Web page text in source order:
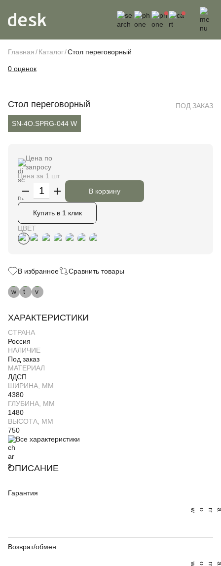
Главная Каталог Стол переговорный
0 оценок
Стол переговорный ПОД ЗАКАЗ
SN-4O.SPRG-044 W
Цена по
запросу
Цена за 1 шт
В корзину
Купить в 1 клик
ЦВЕТ
В избранное Сравнить товары
ХАРАКТЕРИСТИКИ
СТРАНА
Россия
НАЛИЧИЕ
Под заказ
МАТЕРИАЛ
ЛДСП
ШИРИНА, ММ
4380
ГЛУБИНА, ММ
1480
ВЫСОТА, ММ
750
Все характеристики
ОПИСАНИЕ
Гарантия
Возврат/обмен